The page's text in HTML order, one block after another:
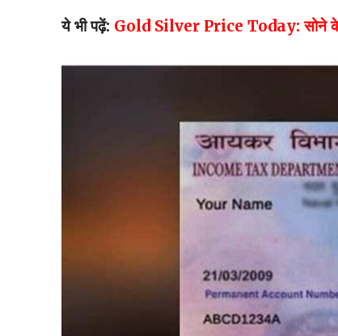
ये भी पढ़ें: Gold Silver Price Today: सोने के